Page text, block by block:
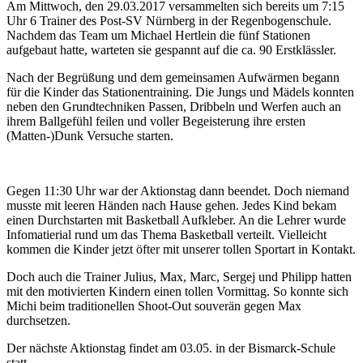
Am Mittwoch, den 29.03.2017 versammelten sich bereits um 7:15
Uhr 6 Trainer des Post-SV Nürnberg in der Regenbogenschule.
Nachdem das Team um Michael Hertlein die fünf Stationen
aufgebaut hatte, warteten sie gespannt auf die ca. 90 Erstklässler.
Nach der Begrüßung und dem gemeinsamen Aufwärmen begann
für die Kinder das Stationentraining. Die Jungs und Mädels konnten
neben den Grundtechniken Passen, Dribbeln und Werfen auch an
ihrem Ballgefühl feilen und voller Begeisterung ihre ersten
(Matten-)Dunk Versuche starten.
Gegen 11:30 Uhr war der Aktionstag dann beendet. Doch niemand
musste mit leeren Händen nach Hause gehen. Jedes Kind bekam
einen Durchstarten mit Basketball Aufkleber. An die Lehrer wurde
Infomatierial rund um das Thema Basketball verteilt. Vielleicht
kommen die Kinder jetzt öfter mit unserer tollen Sportart in Kontakt.
Doch auch die Trainer Julius, Max, Marc, Sergej und Philipp hatten
mit den motivierten Kindern einen tollen Vormittag. So konnte sich
Michi beim traditionellen Shoot-Out souverän gegen Max
durchsetzen.
Der nächste Aktionstag findet am 03.05. in der Bismarck-Schule